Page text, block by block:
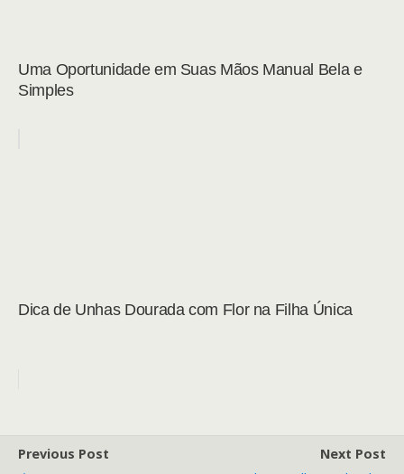
Uma Oportunidade em Suas Mãos Manual Bela e
Simples
Dica de Unhas Dourada com Flor na Filha Única
Previous Post
Next Post